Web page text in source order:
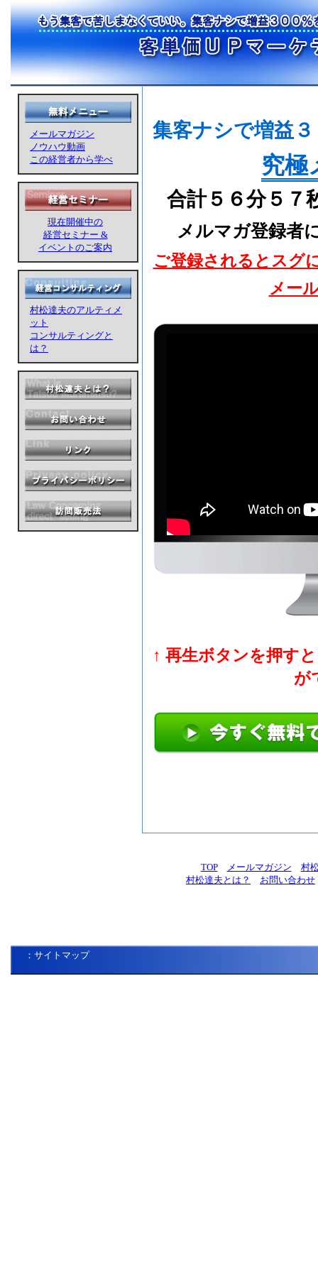
メールマガジン
ノウハウ動画
この経営者から学べ
現在開催中の
経営セミナー &
イベントのご案内
村松達夫のアルティメ
ット
コンサルティングと
は？
集客ナシで増益
究極
合計５６分５７
メルマガ登録者
ご登録されるとスグ
メー
↑ 再生ボタンを押す
が
TOP メールマガジン
村
村松達夫とは？
お問い合わせ
：サイトマップ